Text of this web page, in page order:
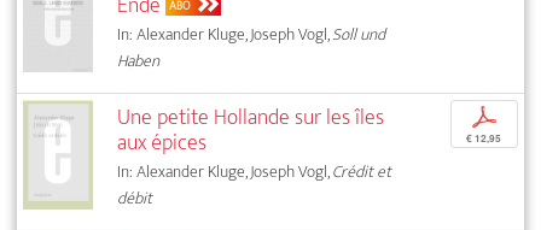
ABO
In: Alexander Kluge, Joseph Vogl,Soll und
Haben
Une petite Hollande sur les îles
aux épices
In: Alexander Kluge, Joseph Vogl,Crédit et
débit
p
€ 12,95